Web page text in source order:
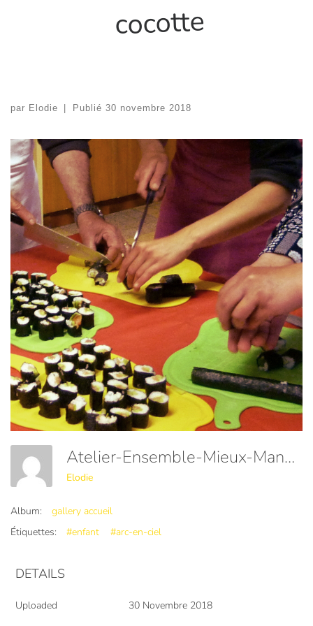
cocotte
par Elodie Publié 30 novembre 2018
Atelier-Ensemble-Mieux-Manger-Maki-Cantine-Cocotte
Elodie
Album:
gallery accueil
Étiquettes:
#enfant #arc-en-ciel
DETAILS
Uploaded 30 Novembre 2018